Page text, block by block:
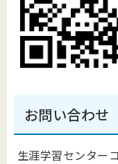
お問い合わせ
生涯学習センター